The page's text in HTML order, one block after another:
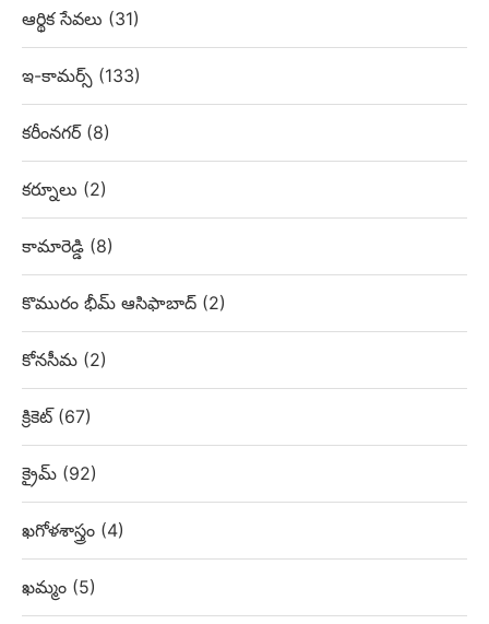
ఆర్థిక సేవలు (31)
ఇ-కామర్స్ (133)
కరీంనగర్ (8)
కర్నూలు (2)
కామారెడ్డి (8)
కొమురం భీమ్ ఆసిఫాబాద్ (2)
కోనసీమ (2)
క్రికెట్ (67)
క్రైమ్ (92)
ఖగోళశాస్త్రం (4)
ఖమ్మం (5)